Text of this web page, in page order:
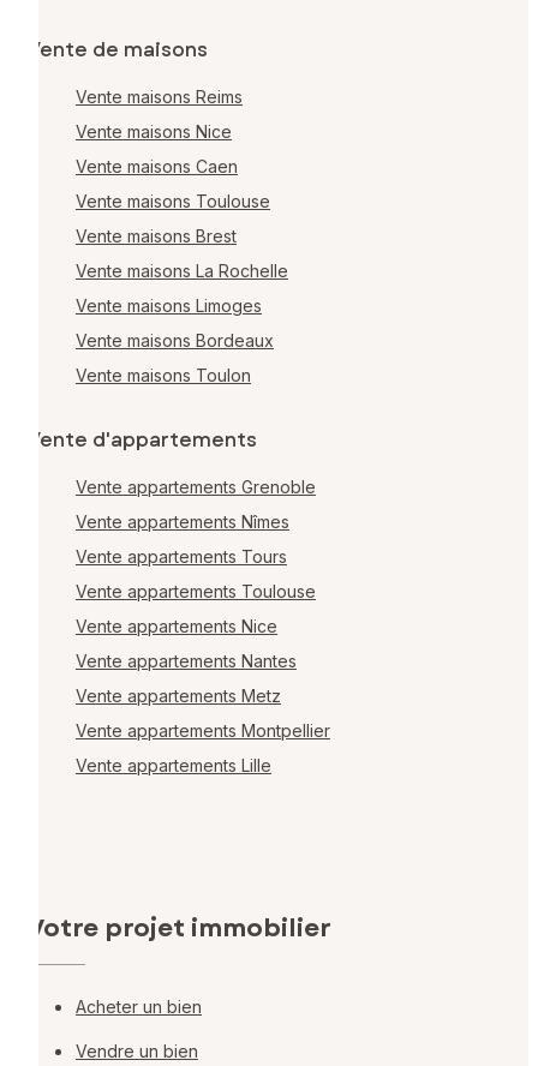
Vente de maisons
Vente maisons Reims
Vente maisons Nice
Vente maisons Caen
Vente maisons Toulouse
Vente maisons Brest
Vente maisons La Rochelle
Vente maisons Limoges
Vente maisons Bordeaux
Vente maisons Toulon
Vente d'appartements
Vente appartements Grenoble
Vente appartements Nîmes
Vente appartements Tours
Vente appartements Toulouse
Vente appartements Nice
Vente appartements Nantes
Vente appartements Metz
Vente appartements Montpellier
Vente appartements Lille
Votre projet immobilier
Acheter un bien
Vendre un bien